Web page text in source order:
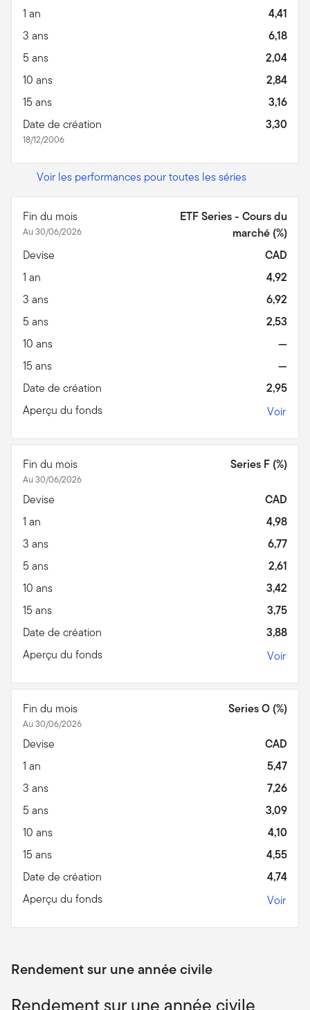
1 an
4,41
3 ans
6,18
5 ans
2,04
10 ans
2,84
15 ans
3,16
Date de création
18/12/2006
3,30
Voir les performances pour toutes les séries
Fin du mois
Au 30/06/2026
ETF Series - Cours du
marché (%)
Devise
CAD
1 an
4,92
3 ans
6,92
5 ans
2,53
10 ans
—
15 ans
—
Date de création
2,95
Aperçu du fonds
Voir
Fin du mois
Au 30/06/2026
Series F (%)
Devise
CAD
1 an
4,98
3 ans
6,77
5 ans
2,61
10 ans
3,42
15 ans
3,75
Date de création
3,88
Aperçu du fonds
Voir
Fin du mois
Au 30/06/2026
Series O (%)
Devise
CAD
1 an
5,47
3 ans
7,26
5 ans
3,09
10 ans
4,10
15 ans
4,55
Date de création
4,74
Aperçu du fonds
Voir
Rendement sur une année civile
Rendement sur une année civile